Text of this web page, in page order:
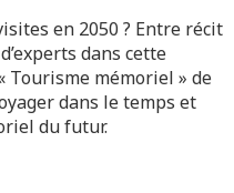
en 2050 ? Entre récit
dans cette
Tourisme mémoriel » de
dans le temps et
du futur.